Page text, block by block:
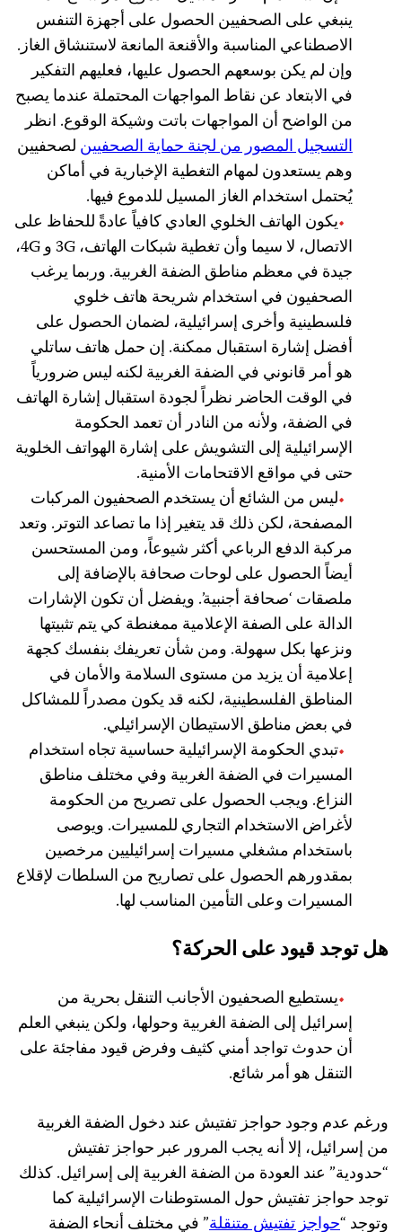
ينبغي على الصحفيين الحصول على أجهزة التنفس
الاصطناعي المناسبة والأقنعة المانعة لاستنشاق الغاز.
وإن لم يكن بوسعهم الحصول عليها، فعليهم التفكير
في الابتعاد عن نقاط المواجهات المحتملة عندما يصبح
من الواضح أن المواجهات باتت وشيكة الوقوع. انظر
التسجيل المصور من لجنة حماية الصحفيين لصحفيين
وهم يستعدون لمهام التغطية الإخبارية في أماكن
يُحتمل استخدام الغاز المسيل للدموع فيها.
يكون الهاتف الخلوي العادي كافياً عادةً للحفاظ على
الاتصال، لا سيما وأن تغطية شبكات الهاتف، 3G و 4G،
جيدة في معظم مناطق الضفة الغربية. وربما يرغب
الصحفيون في استخدام شريحة هاتف خلوي
فلسطينية وأخرى إسرائيلية، لضمان الحصول على
أفضل إشارة استقبال ممكنة. إن حمل هاتف ساتلي
هو أمر قانوني في الضفة الغربية لكنه ليس ضرورياً
في الوقت الحاضر نظراً لجودة استقبال إشارة الهاتف
في الضفة، ولأنه من النادر أن تعمد الحكومة
الإسرائيلية إلى التشويش على إشارة الهواتف الخلوية
حتى في مواقع الاقتحامات الأمنية.
ليس من الشائع أن يستخدم الصحفيون المركبات
المصفحة، لكن ذلك قد يتغير إذا ما تصاعد التوتر. وتعد
مركبة الدفع الرباعي أكثر شيوعاً، ومن المستحسن
أيضاً الحصول على لوحات صحافة بالإضافة إلى
ملصقات ‘صحافة أجنبية’. ويفضل أن تكون الإشارات
الدالة على الصفة الإعلامية ممغنطة كي يتم تثبيتها
ونزعها بكل سهولة. ومن شأن تعريفك بنفسك كجهة
إعلامية أن يزيد من مستوى السلامة والأمان في
المناطق الفلسطينية، لكنه قد يكون مصدراً للمشاكل
في بعض مناطق الاستيطان الإسرائيلي.
تبدي الحكومة الإسرائيلية حساسية تجاه استخدام
المسيرات في الضفة الغربية وفي مختلف مناطق
النزاع. ويجب الحصول على تصريح من الحكومة
لأغراض الاستخدام التجاري للمسيرات. ويوصى
باستخدام مشغلي مسيرات إسرائيليين مرخصين
بمقدورهم الحصول على تصاريح من السلطات لإقلاع
المسيرات وعلى التأمين المناسب لها.
هل توجد قيود على الحركة؟
يستطيع الصحفيون الأجانب التنقل بحرية من
إسرائيل إلى الضفة الغربية وحولها، ولكن ينبغي العلم
أن حدوث تواجد أمني كثيف وفرض قيود مفاجئة على
التنقل هو أمر شائع.
ورغم عدم وجود حواجز تفتيش عند دخول الضفة الغربية
من إسرائيل، إلا أنه يجب المرور عبر حواجز تفتيش
“حدودية” عند العودة من الضفة الغربية إلى إسرائيل. كذلك
توجد حواجز تفتيش حول المستوطنات الإسرائيلية كما
وتوجد “حواجز تفتيش متنقلة” في مختلف أنحاء الضفة